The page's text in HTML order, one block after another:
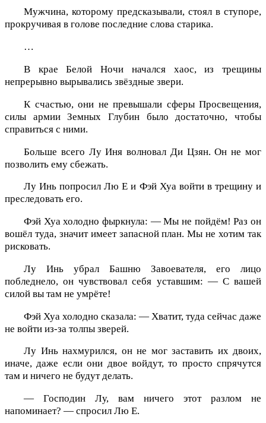
Мужчина, которому предсказывали, стоял в ступоре,
прокручивая в голове последние слова старика.
…
В крае Белой Ночи начался хаос, из трещины
непрерывно вырывались звёздные звери.
К счастью, они не превышали сферы Просвещения,
силы армии Земных Глубин было достаточно, чтобы
справиться с ними.
Больше всего Лу Иня волновал Ди Цзян. Он не мог
позволить ему сбежать.
Лу Инь попросил Лю Е и Фэй Хуа войти в трещину и
преследовать его.
Фэй Хуа холодно фыркнула: — Мы не пойдём! Раз он
вошёл туда, значит имеет запасной план. Мы не хотим так
рисковать.
Лу Инь убрал Башню Завоевателя, его лицо
побледнело, он чувствовал себя уставшим: — С вашей
силой вы там не умрёте!
Фэй Хуа холодно сказала: — Хватит, туда сейчас даже
не войти из-за толпы зверей.
Лу Инь нахмурился, он не мог заставить их двоих,
иначе, даже если они двое войдут, то просто спрячутся
там и ничего не будут делать.
— Господин Лу, вам ничего этот разлом не
напоминает? — спросил Лю Е.